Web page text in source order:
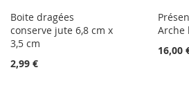
Boite dragées
conserve jute 6,8 cm x
3,5 cm
2,99 €
Arche
16,00